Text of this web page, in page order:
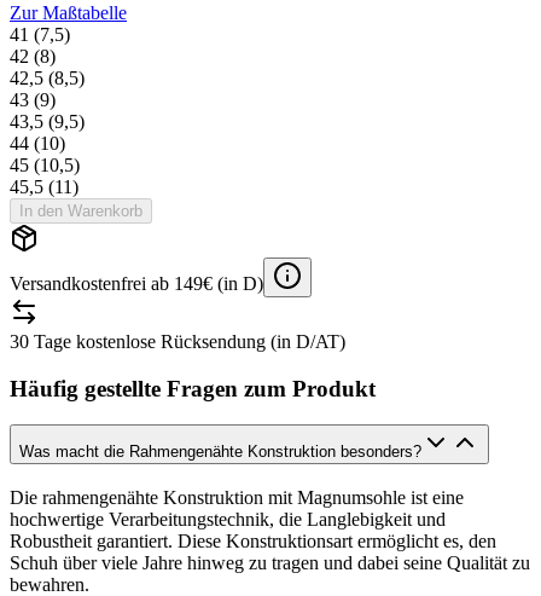
Zur Maßtabelle
41 (7,5)
42 (8)
42,5 (8,5)
43 (9)
43,5 (9,5)
44 (10)
45 (10,5)
45,5 (11)
In den Warenkorb
Versandkostenfrei ab 149€ (in D)
30 Tage kostenlose Rücksendung (in D/AT)
Häufig gestellte Fragen zum Produkt
Was macht die Rahmengenähte Konstruktion besonders?
Die rahmengenähte Konstruktion mit Magnumsohle ist eine
hochwertige Verarbeitungstechnik, die Langlebigkeit und
Robustheit garantiert. Diese Konstruktionsart ermöglicht es, den
Schuh über viele Jahre hinweg zu tragen und dabei seine Qualität zu
bewahren.